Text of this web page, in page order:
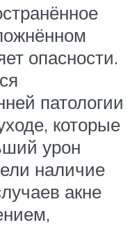
опасности.
патологии
которые
урон
наличие
акне